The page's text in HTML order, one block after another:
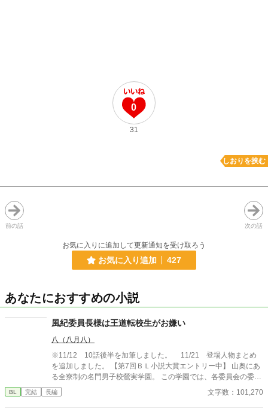
0
31
しおりを挟む
前の話 次の話
お気に入りに追加して更新通知を受け取ろう
お気に入り追加 427
あなたにおすすめの小説
風紀委員長様は王道転校生がお嫌い
八（八月八）
※11/12 10話後半を加筆しました。 11/21 登場人物まとめ
を追加しました。 【第7回ＢＬ小説大賞エントリー中】 山奥にあ
る全寮制の名門男子校鶯実学園。 この学園では、各委員会の委員
長副委員長と、生徒会執行部が『役付』と呼ばれる特権を持って
いた。 東海林幹春は、そんな鶯実学園の風紀委員長。 風紀委員長
BL 完結 長編 文字数：101,270